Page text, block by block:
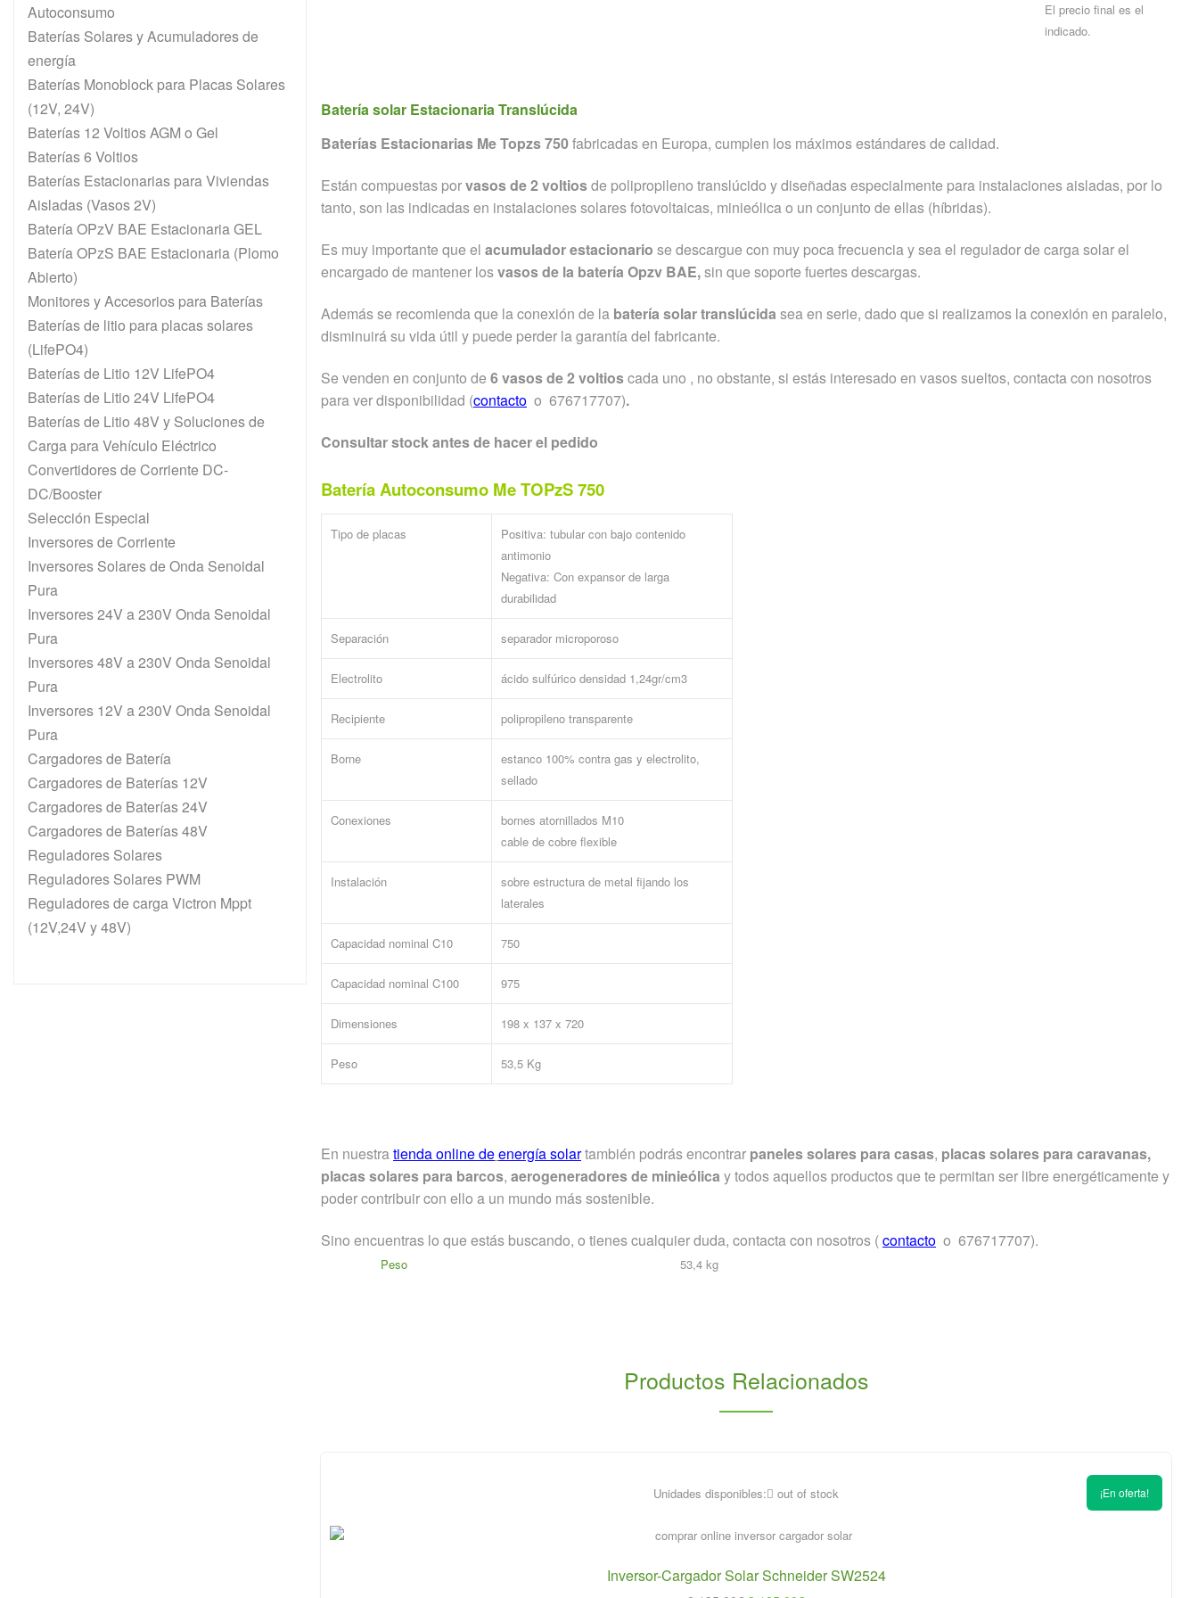
El precio final es el
indicado.
Batería solar Estacionaria Translúcida
Baterías Estacionarias Me Topzs 750fabricadas en Europa, cumplen los máximos estándares de calidad.
Están compuestas porvasos de 2 voltiosde polipropileno translúcido y diseñadas especialmente para instalaciones aisladas, por lo
tanto, son las indicadas en instalaciones solares fotovoltaicas, minieólica o un conjunto de ellas (híbridas).
Es muy importante que el acumulador estacionario se descargue con muy poca frecuencia y sea el regulador de carga solar el
encargado de mantener losvasos de la batería Opzv BAE,sin que soporte fuertes descargas.
Además se recomienda que la conexión de la batería solar translúcida sea en serie, dado que si realizamos la conexión en paralelo,
disminuirá su vida útil y puede perder la garantía del fabricante.
Se venden en conjunto de 6 vasos de 2 voltioscada uno , no obstante, si estás interesado en vasos sueltos, contacta con nosotros
para ver disponibilidad (contacto o 676717707).
Consultar stock antes de hacer el pedido
Batería Autoconsumo Me TOPzS 750
Tipo de placas
Positiva: tubular con bajo contenido
antimonio
Negativa: Con expansor de larga
durabilidad
Separación separador microporoso
Electrolito ácido sulfúrico densidad 1,24gr/cm3
Recipiente polipropileno transparente
Borne
estanco 100% contra gas y electrolito,
sellado
Conexiones
bornes atornillados M10
cable de cobre flexible
Instalación
sobre estructura de metal fijando los
laterales
Capacidad nominal C10 750
Capacidad nominal C100 975
Dimensiones 198 x 137 x 720
Peso 53,5 Kg
En nuestratienda online deenergía solartambién podrás encontrar paneles solares para casas, placas solares para caravanas,
placas solares para barcos, aerogeneradores de minieólica y todos aquellos productos que te permitan ser libre energéticamente y
poder contribuir con ello a un mundo más sostenible.
Sino encuentras lo que estás buscando, o tienes cualquier duda, contacta con nosotros (contacto o 676717707).
Peso 53,4 kg
Productos Relacionados
¡En oferta!
Unidades disponibles: out of stock
Inversor-Cargador Solar Schneider SW2524
Autoconsumo
Baterías Solares y Acumuladores de
energía
Baterías Monoblock para Placas Solares
(12V, 24V)
Baterías 12 Voltios AGM o Gel
Baterías 6 Voltios
Baterías Estacionarias para Viviendas
Aisladas (Vasos 2V)
Batería OPzV BAE Estacionaria GEL
Batería OPzS BAE Estacionaria (Plomo
Abierto)
Monitores y Accesorios para Baterías
Baterías de litio para placas solares
(LifePO4)
Baterías de Litio 12V LifePO4
Baterías de Litio 24V LifePO4
Baterías de Litio 48V y Soluciones de
Carga para Vehículo Eléctrico
Convertidores de Corriente DC-
DC/Booster
Selección Especial
Inversores de Corriente
Inversores Solares de Onda Senoidal
Pura
Inversores 24V a 230V Onda Senoidal
Pura
Inversores 48V a 230V Onda Senoidal
Pura
Inversores 12V a 230V Onda Senoidal
Pura
Cargadores de Batería
Cargadores de Baterías 12V
Cargadores de Baterías 24V
Cargadores de Baterías 48V
Reguladores Solares
Reguladores Solares PWM
Reguladores de carga Victron Mppt
(12V,24V y 48V)